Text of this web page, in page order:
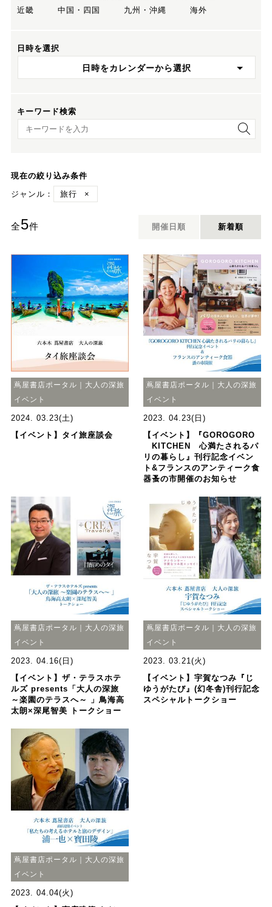
近畿
中国・四国 九州・沖縄 海外
日時を選択
日時をカレンダーから選択
キーワード検索
キーワード検索
現在の絞り込み条件
ジャンル：
旅行 ×
全5件 開催日順 新着順
蔦屋書店ポータル｜大人の深旅
イベント
2024. 03.23(土)
【イベント】タイ旅座談会
蔦屋書店ポータル｜大人の深旅
イベント
2023. 04.23(日)
【イベント】『GOROGORO
KITCHEN 心満たされるパ
リの暮らし』刊行記念イベン
ト&フランスのアンティーク食
器蚤の市開催のお知らせ
蔦屋書店ポータル｜大人の深旅
イベント
2023. 04.16(日)
【イベント】ザ・テラスホテ
ルズ presents「大人の深旅
～楽園のテラスへ～ 」鳥海高
太朗×深尾智美 トークショー
蔦屋書店ポータル｜大人の深旅
イベント
2023. 03.21(火)
【イベント】宇賀なつみ『じ
ゆうがたび』(幻冬舎)刊行記念
スペシャルトークショー
蔦屋書店ポータル｜大人の深旅
イベント
2023. 04.04(火)